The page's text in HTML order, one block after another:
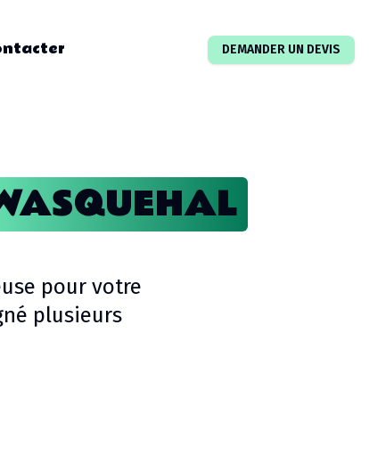
DEMANDER UN DEVIS
pour votre
plusieurs